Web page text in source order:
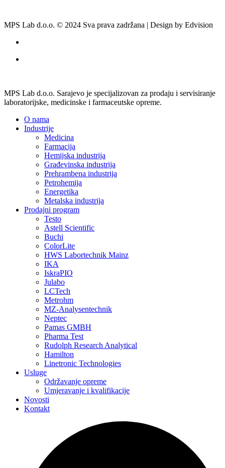
MPS Lab d.o.o. © 2024 Sva prava zadržana | Design by Edvision
MPS Lab d.o.o. Sarajevo je specijalizovan za prodaju i servisiranje
laboratorijske, medicinske i farmaceutske opreme.
O nama
Industrije
Medicina
Farmacija
Hemijska industrija
Građevinska industrija
Prehrambena industrija
Petrohemija
Energetika
Metalska industrija
Prodajni program
Testo
Astell Scientific
Buchi
ColorLite
HWS Labortechnik Mainz
IKA
IskraPIO
Julabo
LCTech
Metrohm
MZ-Analysentechnik
Neptec
Pamas GMBH
Pharma Test
Rudolph Research Analytical
Hamilton
Linetronic Technologies
Usluge
Održavanje opreme
Umjeravanje i kvalifikacije
Novosti
Kontakt